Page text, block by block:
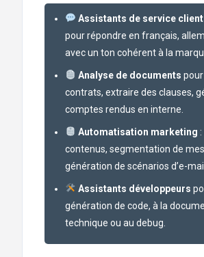
Assistants de service
pour répondre en français,
avec un ton cohérent à la
Analyse de documents
contrats, extraire des clauses,
comptes rendus en interne.
Automatisation marketing
contenus, segmentation de
génération de scénarios d’e-
Assistants développeurs
génération de code, à la
technique ou au debug.